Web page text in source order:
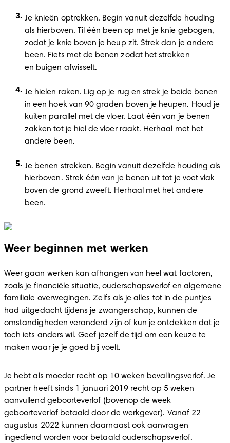
Je knieën optrekken. Begin vanuit dezelfde houding
als hierboven. Til één been op met je knie gebogen,
zodat je knie boven je heup zit. Strek dan je andere
been. Fiets met de benen zodat het strekken
en buigen afwisselt.
Je hielen raken. Lig op je rug en strek je beide benen
in een hoek van 90 graden boven je heupen. Houd je
kuiten parallel met de vloer. Laat één van je benen
zakken tot je hiel de vloer raakt. Herhaal met het
andere been.
Je benen strekken. Begin vanuit dezelfde houding als
hierboven. Strek één van je benen uit tot je voet vlak
boven de grond zweeft. Herhaal met het andere
been.
Weer beginnen met werken
Weer gaan werken kan afhangen van heel wat factoren,
zoals je financiële situatie, ouderschapsverlof en algemene
familiale overwegingen. Zelfs als je alles tot in de puntjes
had uitgedacht tijdens je zwangerschap, kunnen de
omstandigheden veranderd zijn of kun je ontdekken dat je
toch iets anders wil. Geef jezelf de tijd om een keuze te
maken waar je je goed bij voelt.
Je hebt als moeder recht op 10 weken bevallingsverlof. Je
partner heeft sinds 1 januari 2019 recht op 5 weken
aanvullend geboorteverlof (bovenop de week
geboorteverlof betaald door de werkgever). Vanaf 22
augustus 2022 kunnen daarnaast ook aanvragen
ingediend worden voor betaald ouderschapsverlof.